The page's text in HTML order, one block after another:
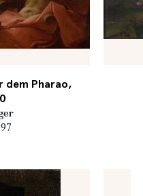
dem Pharao,